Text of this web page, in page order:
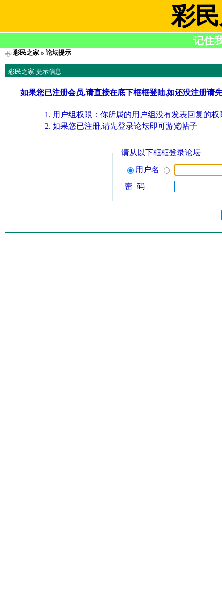
彩
记住
彩民之家» 论坛提示
彩民之家 提示信息
如果您已注册会员,请直接在底下框框登陆,如还没注册请
用户组权限：你所属的用户组没有发表回复的权
如果您已注册,请先登录论坛即可游览帖子
请从以下框框登录论坛
用户名
密 码